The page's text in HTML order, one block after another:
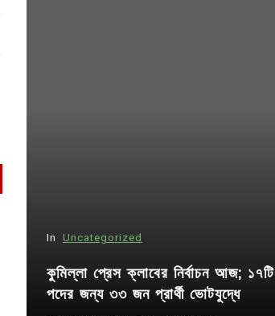
In Uncategorized
কুমিল্লা প্রেস ক্লাবের নির্বাচন আজ; ১৭টি
পদের জন্য ৩৩ জন প্রার্থী ভোটযুদ্ধে